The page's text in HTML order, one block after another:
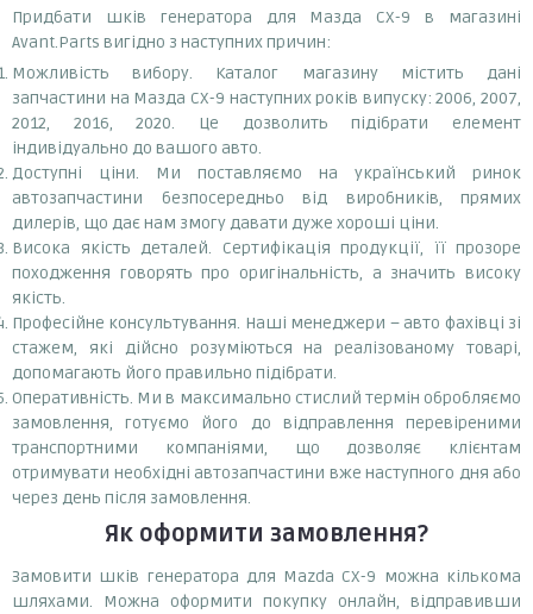
Придбати шків генератора для Мазда СХ-9 в магазині
Avant.Parts вигідно з наступних причин:
Можливість вибору. Каталог магазину містить дані
запчастини на Мазда СХ-9 наступних років випуску: 2006, 2007,
2012, 2016, 2020. Це дозволить підібрати елемент
індивідуально до вашого авто.
Доступні ціни. Ми поставляємо на український ринок
автозапчастини безпосередньо від виробників, прямих
дилерів, що дає нам змогу давати дуже хороші ціни.
Висока якість деталей. Сертифікація продукції, її прозоре
походження говорять про оригінальність, а значить високу
якість.
Професійне консультування. Наші менеджери – авто фахівці зі
стажем, які дійсно розуміються на реалізованому товарі,
допомагають його правильно підібрати.
Оперативність. Ми в максимально стислий термін обробляємо
замовлення, готуємо його до відправлення перевіреними
транспортними компаніями, що дозволяє клієнтам
отримувати необхідні автозапчастини вже наступного дня або
через день після замовлення.
Як оформити замовлення?
Замовити шків генератора для Mazda CX-9 можна кількома
шляхами. Можна оформити покупку онлайн, відправивши